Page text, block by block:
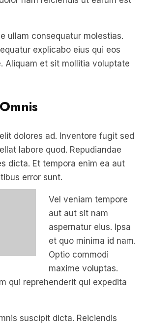
ullam consequatur molestias.
explicabo eius qui eos
Aliquam et sit mollitia voluptate
dolores ad. Inventore fugit sed
labore quod. Repudiandae
dicta. Et tempora enim ea aut
error sunt.
Vel veniam tempore
aut aut sit nam
aspernatur eius. Ipsa
et quo minima id nam.
Optio commodi
maxime voluptas.
qui reprehenderit qui expedita
suscipit dicta. Reiciendis